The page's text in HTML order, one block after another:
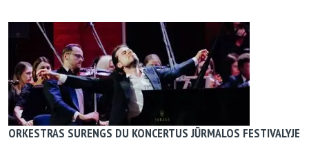
ORKESTRAS SURENGS DU KONCERTUS JŪRMALOS FESTIVALYJE